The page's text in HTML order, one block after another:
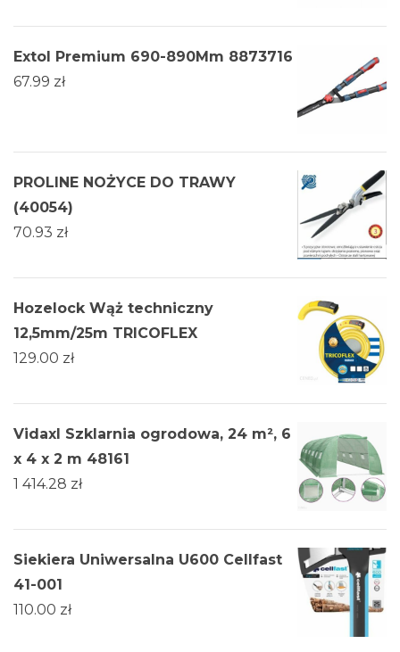
Extol Premium 690-890Mm 8873716
67.99 zł
PROLINE NOŻYCE DO TRAWY
(40054)
70.93 zł
Hozelock Wąż techniczny
12,5mm/25m TRICOFLEX
129.00 zł
Vidaxl Szklarnia ogrodowa, 24 m², 6
x 4 x 2 m 48161
1 414.28 zł
Siekiera Uniwersalna U600 Cellfast
41-001
110.00 zł